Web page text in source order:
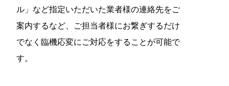
ル」など指定いただいた業者様の連絡先をご
案内するなど、ご担当者様にお繋ぎするだけ
でなく臨機応変にご対応をすることが可能で
す。